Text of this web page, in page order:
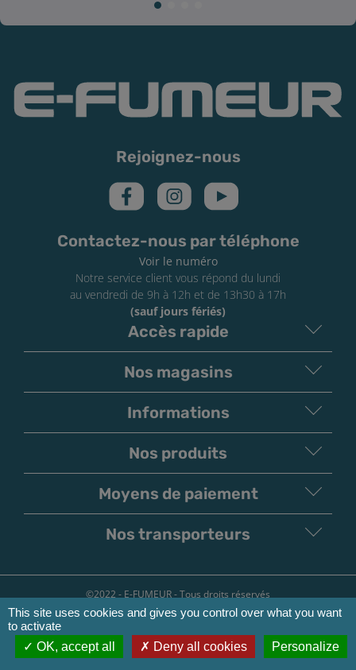
Rejoignez-nous
Contactez-nous par téléphone
Voir le numéro
Notre service client vous répond du lundi
au vendredi de 9h à 12h et de 13h30 à 17h
(sauf jours fériés)
Accès rapide
Nos magasins
Informations
Nos produits
Moyens de paiement
Nos transporteurs
©2022 - E-FUMEUR - Tous droits réservés
Conditions d'utilisation
Mentions légales
Politique de confidentialité
This site uses cookies and gives you control over what you want
to activate
OK, accept all
Deny all cookies Personalize